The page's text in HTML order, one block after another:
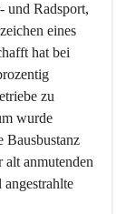
und Radsport,
eines
hat bei
zu
wurde
Bausbustanz
alt anmutenden